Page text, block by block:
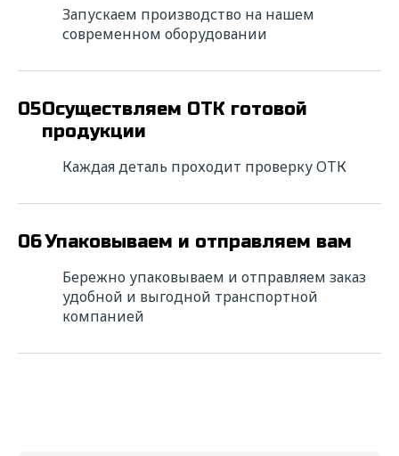
Запускаем производство на нашем
современном оборудовании
05Осуществляем ОТК готовой
продукции
Каждая деталь проходит проверку ОТК
06Упаковываем и отправляем вам
Бережно упаковываем и отправляем заказ
удобной и выгодной транспортной
компанией
* — поля обязательные для заполнения
ФИО*
Название компании*
E-mail*